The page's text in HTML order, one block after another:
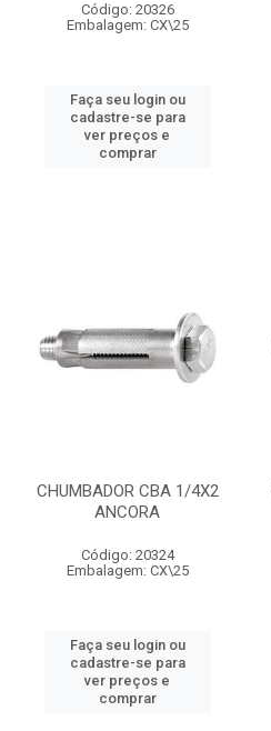
Código: 20326
Embalagem: CX\25
Faça seu login ou
cadastre-se para
ver preços e
comprar
CHUMBADOR CBA 1/4X2
ANCORA
Código: 20324
Embalagem: CX\25
Faça seu login ou
cadastre-se para
ver preços e
comprar